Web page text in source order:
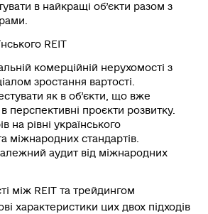
в найкращі об’єкти разом з
REIT
комерційній нерухомості з
зростання вартості.
як в об’єкти, що вже
перспективні проєкти розвитку.
на рівні українського
міжнародних стандартів.
аудит від міжнародних
між REIT та трейдингом
характеристики цих двох підходів